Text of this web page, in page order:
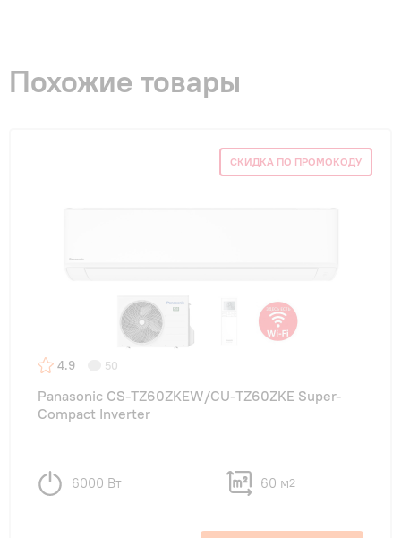
Похожие товары
СКИДКА ПО ПРОМОКОДУ
4.9 50
Panasonic CS-TZ60ZKEW/CU-TZ60ZKE Super-
Compact Inverter
6000 Вт 60 м2